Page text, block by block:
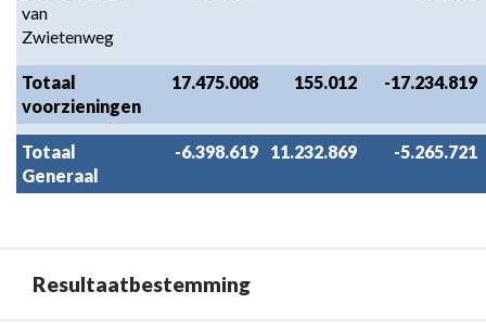
van
Zwietenweg
Totaal
voorzieningen
17.475.008 155.012 -17.234.819
Totaal
Generaal
-6.398.619 11.232.869 -5.265.721
Resultaatbestemming